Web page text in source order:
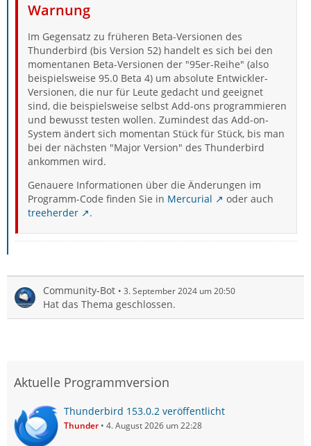
Warnung
Im Gegensatz zu früheren Beta-Versionen des
Thunderbird (bis Version 52) handelt es sich bei den
momentanen Beta-Versionen der "95er-Reihe" (also
beispielsweise 95.0 Beta 4) um absolute Entwickler-
Versionen, die nur für Leute gedacht und geeignet
sind, die beispielsweise selbst Add-ons programmieren
und bewusst testen wollen. Zumindest das Add-on-
System ändert sich momentan Stück für Stück, bis man
bei der nächsten "Major Version" des Thunderbird
ankommen wird.
Genauere Informationen über die Änderungen im
Programm-Code finden Sie in Mercurial
oder auch
treeherder
.
Community-Bot 3. September 2024 um 20:50
Hat das Thema geschlossen.
Aktuelle Programmversion
Thunderbird 153.0.2 veröffentlicht
Thunder 4. August 2026 um 22:28